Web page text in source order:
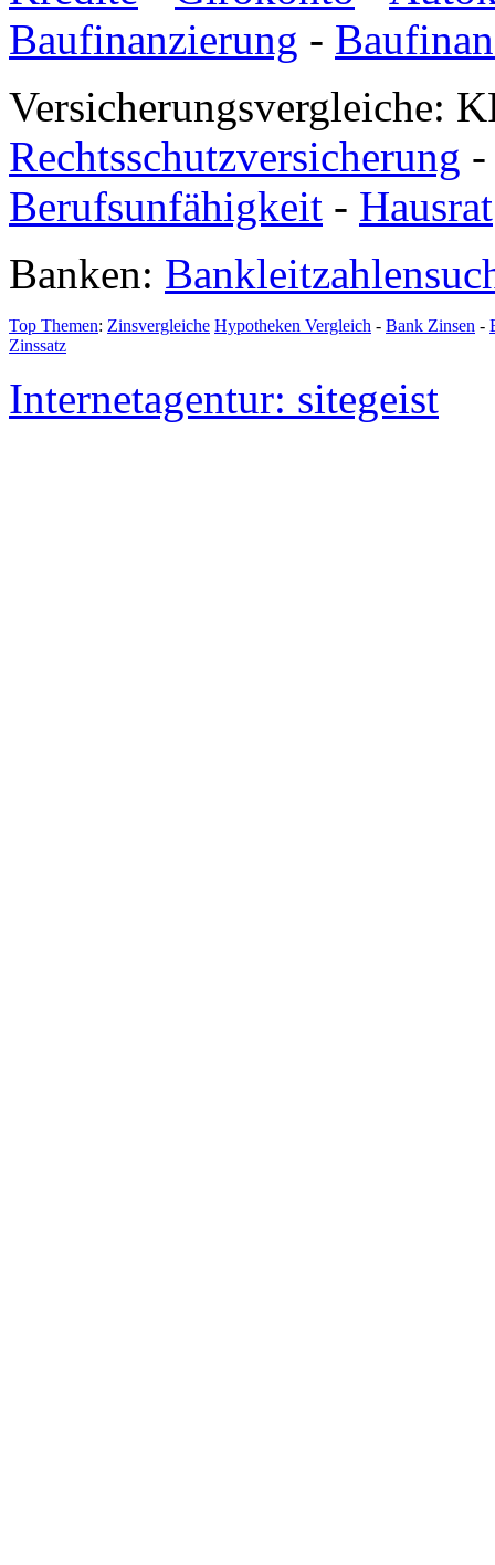
Baufinanzierung -
Versicherungsvergleiche:
Rechtsschutzversicherung
Berufsunfähigkeit - Hausrat
Banken:
Top Themen: Zinsvergleiche Hypotheken Vergleich - Bank Zinsen -
Zinssatz
Internetagentur: sitegeist